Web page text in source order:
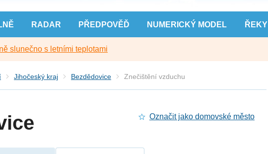
RADAR PŘEDPOVĚĎ NUMERICKÝ MODEL ŘEKY
slunečno s letními teplotami
Jihočeský kraj Bezdědovice Znečištění vzduchu
Označit jako domovské město